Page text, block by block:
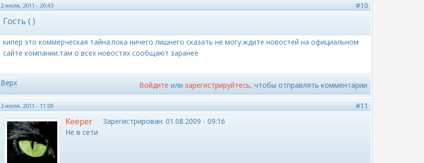
2 июля, 2011 - 20:43 #10
Гость ( )
кипер это коммерческая тайна.пока ничего лишнего сказать не могу.ждите новостей на официальном
сайте компании.там о всех новостях сообщают заранее
Верх Войдите или зарегистрируйтесь, чтобы отправлять комментарии
3 июля, 2011 - 11:09 #11
Keeper
Не в сети
Зарегистрирован: 01.08.2009 - 09:16